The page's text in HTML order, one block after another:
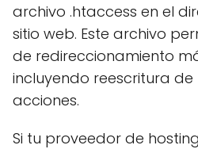
archivo .htaccess en el
sitio web. Este archivo
de redireccionamiento
incluyendo reescritura de
acciones.
Si tu proveedor de